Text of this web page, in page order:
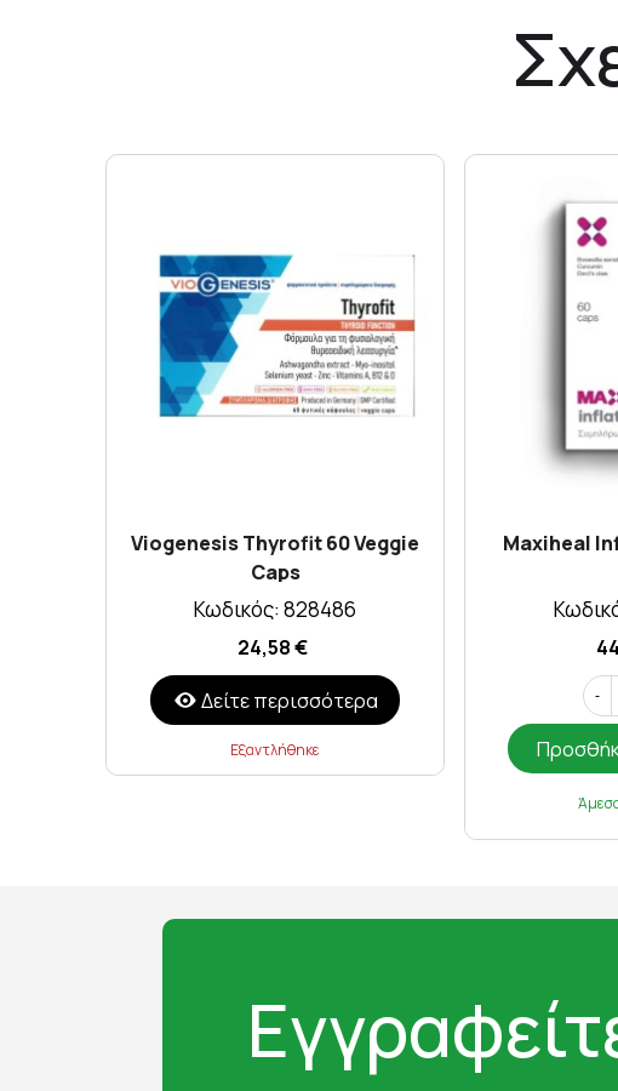
Viogenesis Thyrofit 60 Veggie
Caps
Κωδικός: 828486
24,58 €
Δείτε περισσότερα
Εξαντλήθηκε
Maxiheal
-